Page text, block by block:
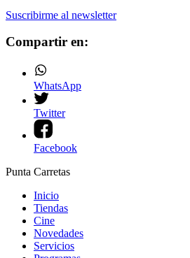
Suscribirme al newsletter
Compartir en:
WhatsApp
Twitter
Facebook
Punta Carretas
Inicio
Tiendas
Cine
Novedades
Servicios